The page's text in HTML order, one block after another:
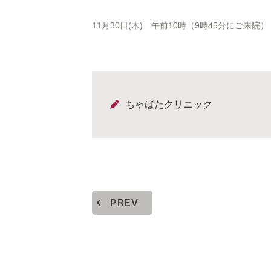
11月30日(木) 午前10時（9時45分にご来院）
ちゃばたクリニック
PREV